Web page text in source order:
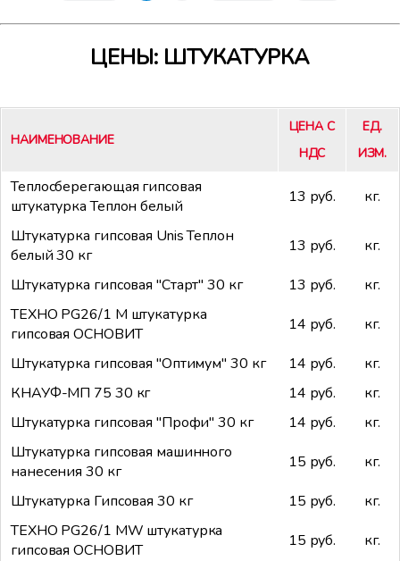
ЦЕНЫ: ШТУКАТУРКА
НАИМЕНОВАНИЕ
ЦЕНА С
НДС
ЕД.
ИЗМ.
Теплосберегающая гипсовая
штукатурка Теплон белый
13 руб.
кг.
Штукатурка гипсовая Unis Теплон
белый 30 кг
13 руб.
кг.
Штукатурка гипсовая "Старт" 30 кг
13 руб.
кг.
ТЕХНО PG26/1 M штукатурка
гипсовая ОСНОВИТ
14 руб.
кг.
Штукатурка гипсовая "Оптимум" 30 кг
14 руб.
кг.
КНАУФ-МП 75 30 кг
14 руб.
кг.
Штукатурка гипсовая "Профи" 30 кг
14 руб.
кг.
Штукатурка гипсовая машинного
нанесения 30 кг
15 руб.
кг.
Штукатурка Гипсовая 30 кг
15 руб.
кг.
ТЕХНО PG26/1 MW штукатурка
гипсовая ОСНОВИТ
15 руб.
кг.